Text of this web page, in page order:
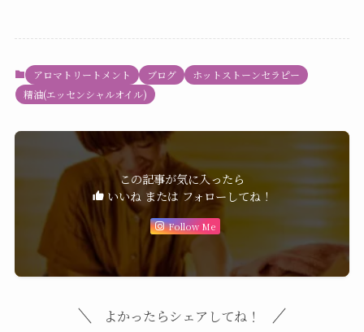
アロマトリートメント ブログ
ホットストーンセラピー
精油(エッセンシャルオイル)
この記事が気に入ったら
いいね または フォローしてね！
Follow Me
よかったらシェアしてね！